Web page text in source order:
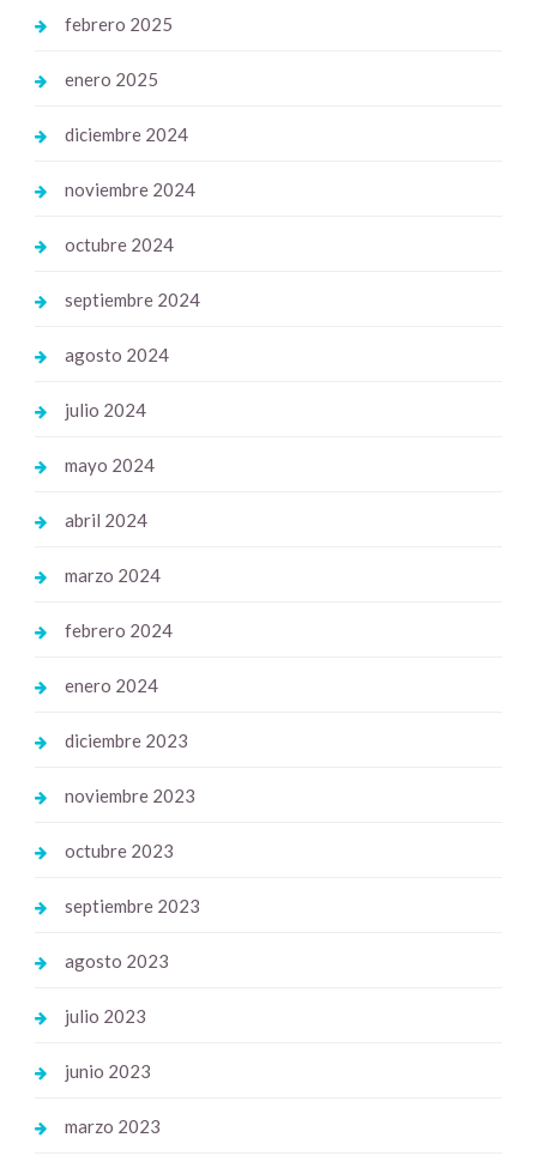
febrero 2025
enero 2025
diciembre 2024
noviembre 2024
octubre 2024
septiembre 2024
agosto 2024
julio 2024
mayo 2024
abril 2024
marzo 2024
febrero 2024
enero 2024
diciembre 2023
noviembre 2023
octubre 2023
septiembre 2023
agosto 2023
julio 2023
junio 2023
marzo 2023